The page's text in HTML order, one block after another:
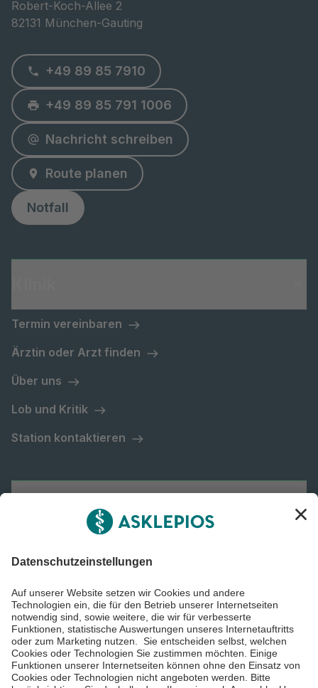
Robert-Koch-Allee 2
82131 München-Gauting
+49 89 85 7910
+49 89 85 791 1006
Nachricht schreiben
Route planen
Notfall
Termin vereinbaren
Ärztin oder Arzt finden
Über uns
Lob und Kritik
Station kontaktieren
Asklepios Gruppe